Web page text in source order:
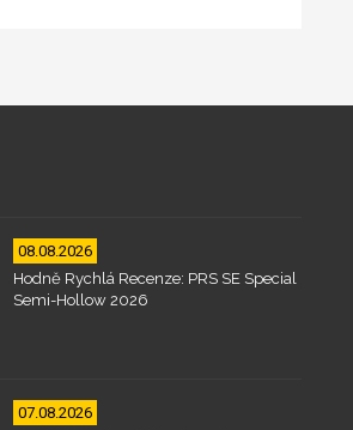
08.08.2026
Hodně Rychlá Recenze: PRS SE Special
Semi-Hollow 2026
07.08.2026